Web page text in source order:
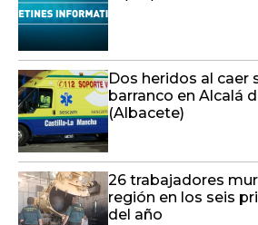
Dos heridos al caer
barranco en Alcalá
(Albacete)
26 trabajadores
región en los seis
del año